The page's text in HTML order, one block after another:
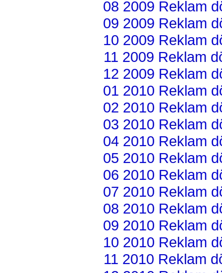
08 2009 Reklam
09 2009 Reklam
10 2009 Reklam
11 2009 Reklam
12 2009 Reklam
01 2010 Reklam
02 2010 Reklam
03 2010 Reklam
04 2010 Reklam
05 2010 Reklam
06 2010 Reklam
07 2010 Reklam
08 2010 Reklam
09 2010 Reklam
10 2010 Reklam
11 2010 Reklam